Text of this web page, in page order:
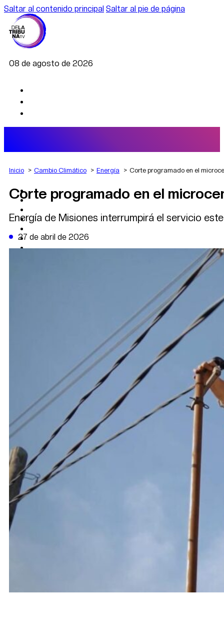
Saltar al contenido principal Saltar al pie de página
08 de agosto de 2026
AGRO
DEPORTES
POLÍTICA
DATA FIRME
DE LA TRIBUNA TV
Inicio Cambio Climático Energía Corte programado en el
Corte programado en el
Energía de Misiones interrumpirá el servicio
27 de abril de 2026